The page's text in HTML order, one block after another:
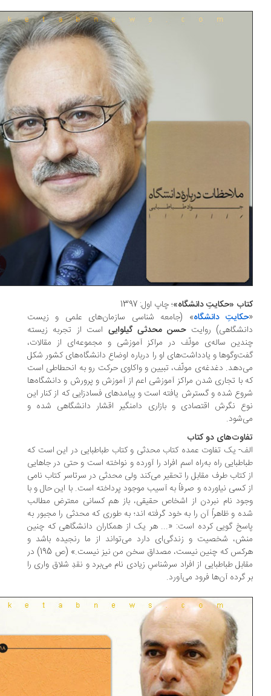
«حکایتِ دانشگاه»؛ چاپ اول: 1397
حکایتِ دانشگاه» (جامعه شناسی سازمان‌های علمی و زیست
روایتحسن محدثی گیلواییاست از تجربه زیسته
ساله‌ی مولّف در مراکز آموزشی و مجموعه‌ای از مقالات،
و یادداشت‌های او را درباره اوضاع دانشگاه‌های کشور شکل
دغدغه‌ی مولّف، تبیین و واکاوی حرکت رو به انحطاطی است
با تجاری شدن مراکز آموزشی اعم از آموزش و پرورش و دانشگاه‌ها
شده و گسترش یافته است و پیامدهای فسادزایی که از کنار این
نگرش اقتصادی و بازاری دامنگیر اقشار دانشگاهی شده و
دو کتاب
یک تفاوت عمده کتاب محدثی و کتاب طباطبایی در این است که
راه به‌راه اسم افراد را آورده و نواخته است و حتی در جاهایی
کتاب طرف مقابل را تحقیر می‌کند ولی محدثی در سرتاسر کتاب نامی
کسی نیاورده و صرفاً به آسیب موجود پرداخته است. با این حال و با
نام نبردن از اشخاص حقیقی، باز هم کسانی معترض مطالب
و ظاهراً آن را به خود گرفته اند؛ به طوری که محدثی را مجبور به
گویی کرده است: «... هر یک از همکاران دانشگاهی که چنین
شخصیت و زندگی‌ای دارد می‌تواند از ما رنجیده باشد و
هرکس که چنین نیست، مصداق سخن من نیز نیست.» (ص 195) در
طباطبایی از افراد سرشناسِ زیادی نام می‌برد و نقدِ شلاق واری را
گرده آن‌ها فرود می‌آورد.